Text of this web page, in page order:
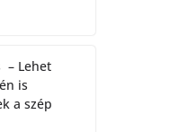
– Lehet
is
a szép